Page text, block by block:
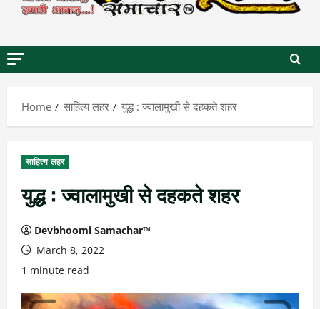
Home साहित्य लहर युद्ध : ज्वालामुखी से दहकते शहर
साहित्य लहर
युद्ध : ज्वालामुखी से दहकते शहर
Devbhoomi Samachar™
March 8, 2022
1 minute read